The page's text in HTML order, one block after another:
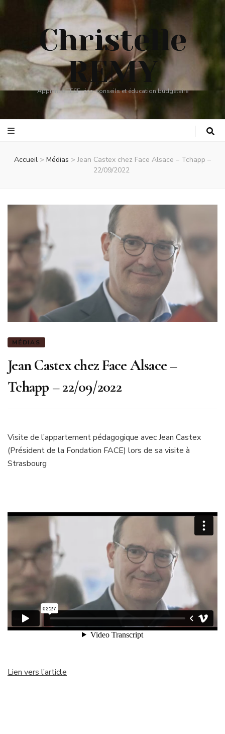
Christelle
REMY
Apprentie TESF, éco-conseils et éducation budgétaire
Accueil > Médias > Jean Castex chez Face Alsace – Tchapp –
22/09/2022
MÉDIAS
Jean Castex chez Face Alsace –
Tchapp – 22/09/2022
Visite de l’appartement pédagogique avec Jean Castex
(Président de la Fondation FACE) lors de sa visite à
Strasbourg
Lien vers l’article